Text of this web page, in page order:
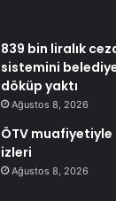
839 bin liralık
sistemini
döküp yaktı
Ağustos 8, 2026
ÖTV
izleri
Ağustos 8, 2026